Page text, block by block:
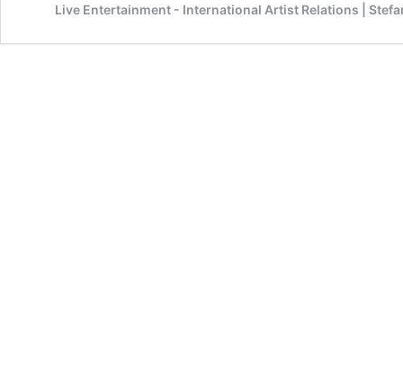
Ticketing
Live Entertainment - International Artist Relations |